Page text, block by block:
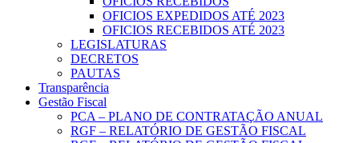
OFICIOS EXPEDIDOS ATÉ 2023
OFICIOS RECEBIDOS ATÉ 2023
LEGISLATURAS
DECRETOS
PAUTAS
Transparência
Gestão Fiscal
PCA – PLANO DE CONTRATAÇÃO ANUAL
RGF – RELATÓRIO DE GESTÃO FISCAL